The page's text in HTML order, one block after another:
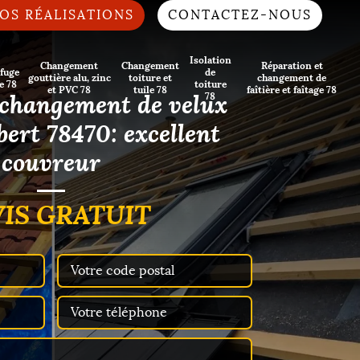
RÉALISATIONS CONTACTEZ-NOUS
78
Changement
gouttière alu, zinc
et PVC 78
Changement
toiture et
tuile 78
Isolation
de
toiture
78
Réparation et
changement de
faîtière et faîtage 78
de velux
78470: excellent
couvreur
GRATUIT